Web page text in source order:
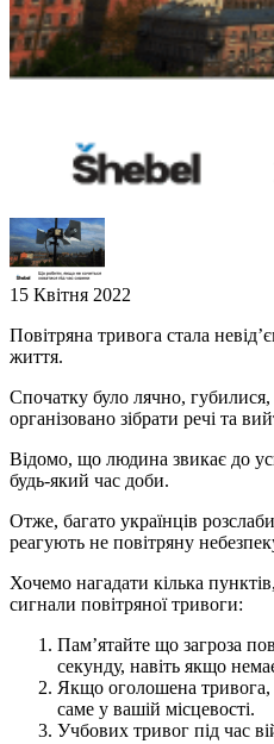
15 Квітня 2022
Повітряна тривога стала
життя.
Спочатку було лячно,
організовано зібрати речі та
Відомо, що людина звикає до
будь-який час доби.
Отже, багато українців
реагують не повітряну
Хочемо нагадати кілька
сигнали повітряної тривоги:
Пам’ятайте що загроза
секунду, навіть якщо
Якщо оголошена тривога,
саме у вашій місцевості.
Учбових тривог під час